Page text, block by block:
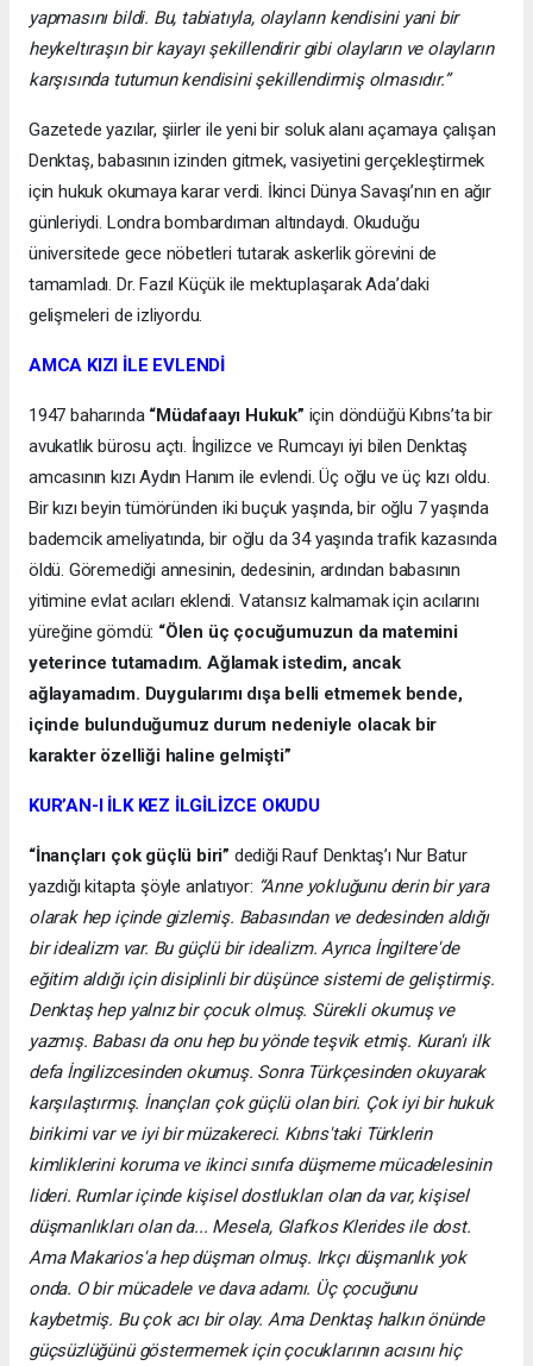
yapmasını bildi. Bu, tabiatıyla, olayların kendisini yani bir
heykeltıraşın bir kayayı şekillendirir gibi olayların ve olayların
karşısında tutumun kendisini şekillendirmiş olmasıdır.”
Gazetede yazılar, şiirler ile yeni bir soluk alanı açamaya çalışan
Denktaş, babasının izinden gitmek, vasiyetini gerçekleştirmek
için hukuk okumaya karar verdi. İkinci Dünya Savaşı’nın en ağır
günleriydi. Londra bombardıman altındaydı. Okuduğu
üniversitede gece nöbetleri tutarak askerlik görevini de
tamamladı. Dr. Fazıl Küçük ile mektuplaşarak Ada’daki
gelişmeleri de izliyordu.
AMCA KIZI İLE EVLENDİ
1947 baharında “Müdafaayı Hukuk” için döndüğü Kıbrıs’ta bir
avukatlık bürosu açtı. İngilizce ve Rumcayı iyi bilen Denktaş
amcasının kızı Aydın Hanım ile evlendi. Üç oğlu ve üç kızı oldu.
Bir kızı beyin tümöründen iki buçuk yaşında, bir oğlu 7 yaşında
bademcik ameliyatında, bir oğlu da 34 yaşında trafik kazasında
öldü. Göremediği annesinin, dedesinin, ardından babasının
yitimine evlat acıları eklendi. Vatansız kalmamak için acılarını
yüreğine gömdü: “Ölen üç çocuğumuzun da matemini
yeterince tutamadım. Ağlamak istedim, ancak
ağlayamadım. Duygularımı dışa belli etmemek bende,
içinde bulunduğumuz durum nedeniyle olacak bir
karakter özelliği haline gelmişti”
KUR’AN-I İLK KEZ İLGİLİZCE OKUDU
“İnançları çok güçlü biri” dediği Rauf Denktaş’ı Nur Batur
yazdığı kitapta şöyle anlatıyor: “Anne yokluğunu derin bir yara
olarak hep içinde gizlemiş. Babasından ve dedesinden aldığı
bir idealizm var. Bu güçlü bir idealizm. Ayrıca İngiltere'de
eğitim aldığı için disiplinli bir düşünce sistemi de geliştirmiş.
Denktaş hep yalnız bir çocuk olmuş. Sürekli okumuş ve
yazmış. Babası da onu hep bu yönde teşvik etmiş. Kuran'ı ilk
defa İngilizcesinden okumuş. Sonra Türkçesinden okuyarak
karşılaştırmış. İnançları çok güçlü olan biri. Çok iyi bir hukuk
birikimi var ve iyi bir müzakereci. Kıbrıs'taki Türklerin
kimliklerini koruma ve ikinci sınıfa düşmeme mücadelesinin
lideri. Rumlar içinde kişisel dostlukları olan da var, kişisel
düşmanlıkları olan da... Mesela, Glafkos Klerides ile dost.
Ama Makarios'a hep düşman olmuş. Irkçı düşmanlık yok
onda. O bir mücadele ve dava adamı. Üç çocuğunu
kaybetmiş. Bu çok acı bir olay. Ama Denktaş halkın önünde
güçsüzlüğünü göstermemek için çocuklarının acısını hiç